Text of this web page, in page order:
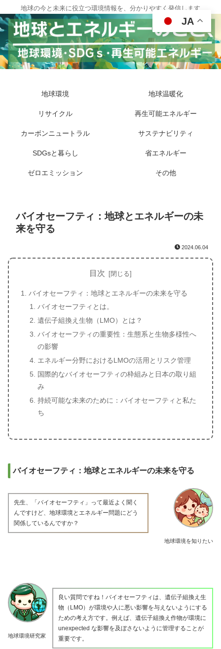
地球の今と未来に役立つ環境情報を、分かりやすく発信します
地球環境 地球温暖化
リサイクル 再生可能エネルギー
カーボンニュートラル サステナビリティ
SDGsと暮らし 省エネルギー
ゼロエミッション その他
バイオセーフティ：地球とエネルギーの未
来を守る
2024.06.04
目次
バイオセーフティ：地球とエネルギーの未来を守る
バイオセーフティとは。
遺伝子組換え生物（LMO）とは？
バイオセーフティの重要性：生態系と生物多様性へ
の影響
エネルギー分野におけるLMOの活用とリスク管理
国際的なバイオセーフティの枠組みと日本の取り組
み
持続可能な未来のために：バイオセーフティと私た
ち
バイオセーフティ：地球とエネルギーの未来を守る
地球環境を知りたい
先生、「バイオセーフティ」って最近よく聞く
んですけど、地球環境とエネルギー問題にどう
関係しているんですか？
地球環境研究家
良い質問ですね！バイオセーフティは、遺伝子組換え生
物（LMO）が環境や人に悪い影響を与えないようにする
ための考え方です。例えば、遺伝子組換え作物が環境に
unexpected な影響を及ぼさないように管理することが
重要です。
JA